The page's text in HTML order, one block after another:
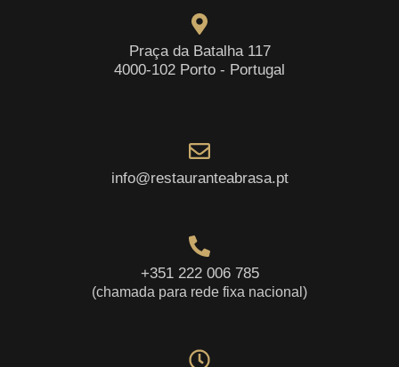
Praça da Batalha 117
4000-102 Porto - Portugal
info@restauranteabrasa.pt
+351 222 006 785
(chamada para rede fixa nacional)